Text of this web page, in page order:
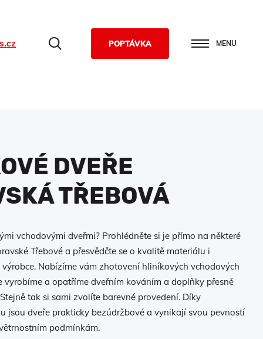
POPTÁVKA MENU
DVEŘE
TŘEBOVÁ
vchodovými dveřmi? Prohlédněte si je přímo na některé
Třebové a přesvědčte se o kvalitě materiálu i
Nabízíme vám zhotovení hliníkových vchodových
vyrobíme a opatříme dveřním kováním a doplňky přesně
tak si sami zvolíte barevné provedení. Díky
jsou dveře prakticky bezúdržbové a vynikají svou pevností
podmínkám.